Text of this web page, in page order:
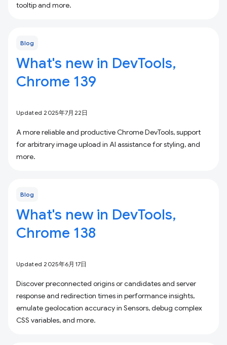
tooltip and more.
Blog
What's new in DevTools,
Chrome 139
Updated 2025年7月22日
A more reliable and productive Chrome DevTools, support
for arbitrary image upload in AI assistance for styling, and
more.
Blog
What's new in DevTools,
Chrome 138
Updated 2025年6月17日
Discover preconnected origins or candidates and server
response and redirection times in performance insights,
emulate geolocation accuracy in Sensors, debug complex
CSS variables, and more.